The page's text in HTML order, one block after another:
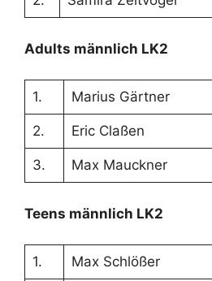
Adults männlich LK2
1. Marius Gärtner
2. Eric Claßen
3. Max Mauckner
Teens männlich LK2
1. Max Schlößer